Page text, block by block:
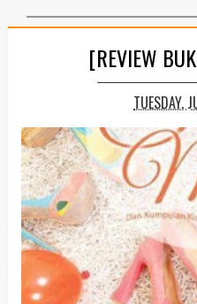
[REVIEW
TUESDAY,